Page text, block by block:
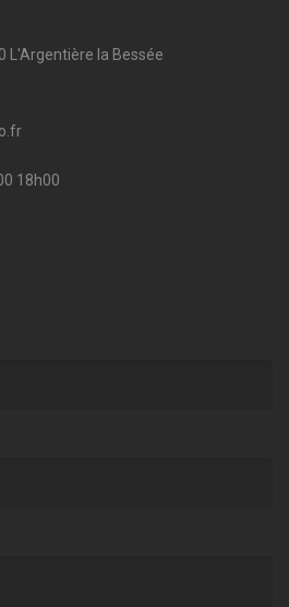
L'Argentière la Bessée
18h00